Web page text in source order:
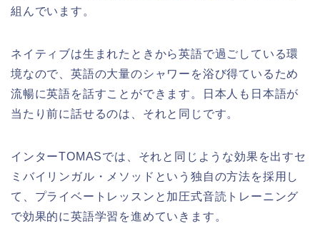
組んでいます。
ネイティブは生まれたときから英語で過ごしている環
境なので、英語の大量のシャワーを浴び得ているため
流暢に英語を話すことができます。日本人も日本語が
当たり前に話せるのは、それと同じです。
インターTOMASでは、それと同じような効果を出すセ
ミバイリンガル・メソッドという独自の方法を採用し
て、プライベートレッスンと加圧式音読トレーニング
で効果的に英語学習を進めていきます。